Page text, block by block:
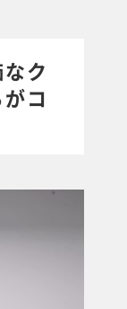
ク
コ